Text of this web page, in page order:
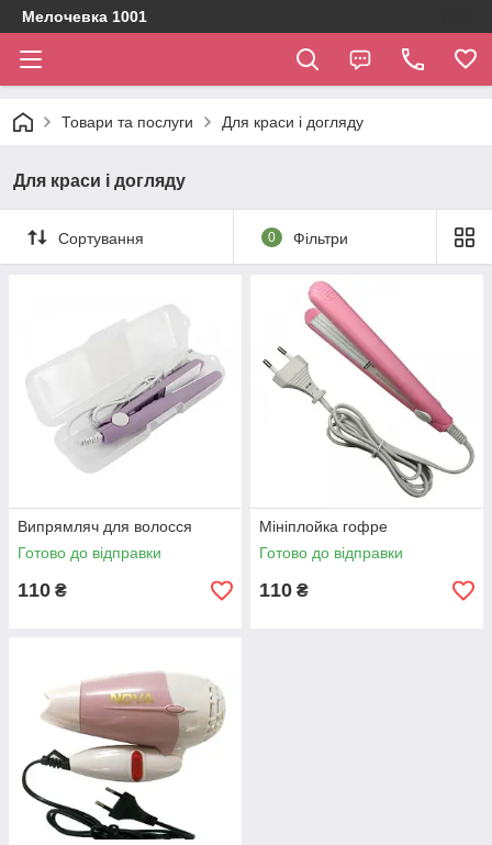
Мелочевка 1001
Товари та послуги Для краси і догляду
Для краси і догляду
Сортування 0 Фільтри
Випрямляч для волосся
Готово до відправки
110 ₴
Мініплойка гофре
Готово до відправки
110 ₴